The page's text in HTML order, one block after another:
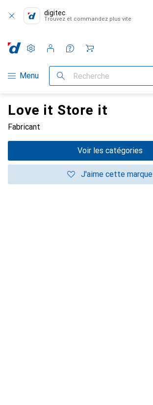
digitec
Trouvez et commandez plus vite
Navigation par catégorie
Menu Recherche
Paramètres
Compte client
Listes de comparaison
Listes d'envies
Panier
Love it Store it
Fabricant
Voir les catégories
J'aime cette marque